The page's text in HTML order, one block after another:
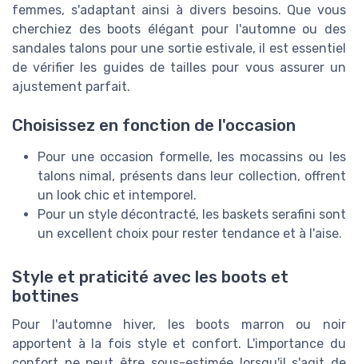
femmes, s'adaptant ainsi à divers besoins. Que vous
cherchiez des boots élégant pour l'automne ou des
sandales talons pour une sortie estivale, il est essentiel
de vérifier les guides de tailles pour vous assurer un
ajustement parfait.
Choisissez en fonction de l'occasion
Pour une occasion formelle, les mocassins ou les
talons nimal, présents dans leur collection, offrent
un look chic et intemporel.
Pour un style décontracté, les baskets serafini sont
un excellent choix pour rester tendance et à l'aise.
Style et praticité avec les boots et
bottines
Pour l'automne hiver, les boots marron ou noir
apportent à la fois style et confort. L'importance du